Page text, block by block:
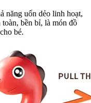
năng uốn dẻo linh hoạt,
bền bỉ, là món đồ
bé.